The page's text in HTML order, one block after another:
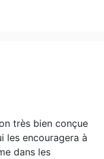
très bien conçue
les encouragera à
dans les